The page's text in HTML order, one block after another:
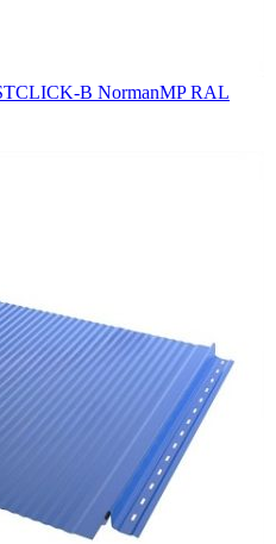
В NormanMP RAL